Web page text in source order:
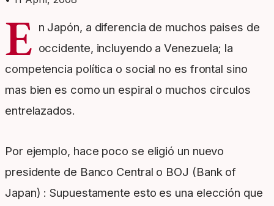
E n Japón, a diferencia de muchos paises de
occidente, incluyendo a Venezuela; la
competencia política o social no es frontal sino
mas bien es como un espiral o muchos circulos
entrelazados.
Por ejemplo, hace poco se eligió un nuevo
presidente de Banco Central o BOJ (Bank of
Japan) : Supuestamente esto es una elección que